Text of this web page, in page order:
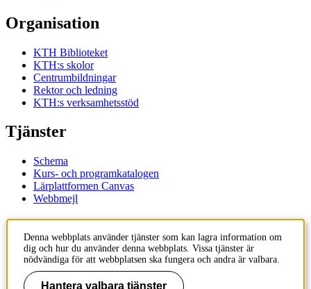
Organisation
KTH Biblioteket
KTH:s skolor
Centrumbildningar
Rektor och ledning
KTH:s verksamhetsstöd
Tjänster
Schema
Kurs- och programkatalogen
Lärplattformen Canvas
Webbmejl
KTH
100 44 Stockholm
+46 8 790 60 00
Denna webbplats använder tjänster som kan lagra information om
dig och hur du använder denna webbplats. Vissa tjänster är
nödvändiga för att webbplatsen ska fungera och andra är valbara.
Hantera valbara tjänster